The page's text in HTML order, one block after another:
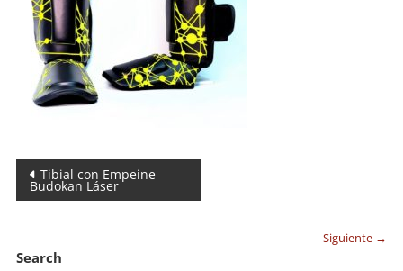
Navegación
de
entradas
Tibial con Empeine
Budokan Láser
Siguiente →
Search